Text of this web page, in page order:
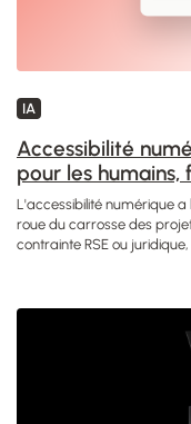
IA
Accessibilité
pour les
L'accessibilité numérique
roue du carrosse des
contrainte RSE ou juridique,